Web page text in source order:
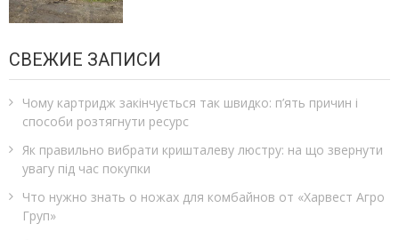
СВЕЖИЕ ЗАПИСИ
Чому картридж закінчується так швидко: п’ять причин і
способи розтягнути ресурс
Як правильно вибрати кришталеву люстру: на що звернути
увагу під час покупки
Что нужно знать о ножах для комбайнов от «Харвест Агро
Груп»